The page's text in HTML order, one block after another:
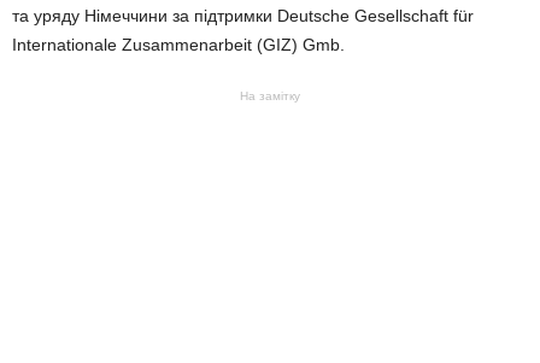
та уряду Німеччини за підтримки Deutsche Gesellschaft für
Internationale Zusammenarbeit (GIZ) Gmb.
На замітку